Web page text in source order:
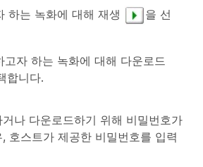
하는 녹화에 대해 재생
을 선
고자 하는 녹화에 대해 다운로드
합니다.
나 다운로드하기 위해 비밀번호가
호스트가 제공한 비밀번호를 입력